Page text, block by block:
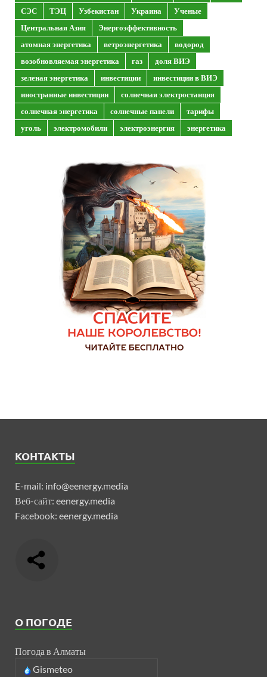
СЭС
ТЭЦ Узбекистан Украина
Ученые
Центральная Азия
Энергоэффективность
атомная энергетика
ветроэнергетика
водород
возобновляемая энергетика
газ
доля ВИЭ
зеленая энергетика
инвестиции
инвестиции в ВИЭ
иностранные инвестиции
солнечная электростанция
солнечная энергетика
солнечные панели
тарифы
уголь
электромобили электроэнергия энергетика
КОНТАКТЫ
E-mail: info@eenergy.media
Веб-сайт: eenergy.media
Facebook: eenergy.media
О ПОГОДЕ
Погода в Алматы
Gismeteo